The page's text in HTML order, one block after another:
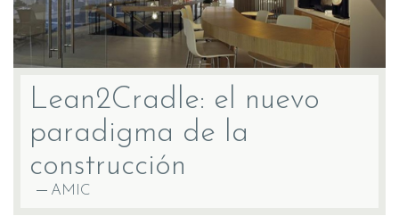
Lean2Cradle: el nuevo
paradigma de la
construcción
AMIC